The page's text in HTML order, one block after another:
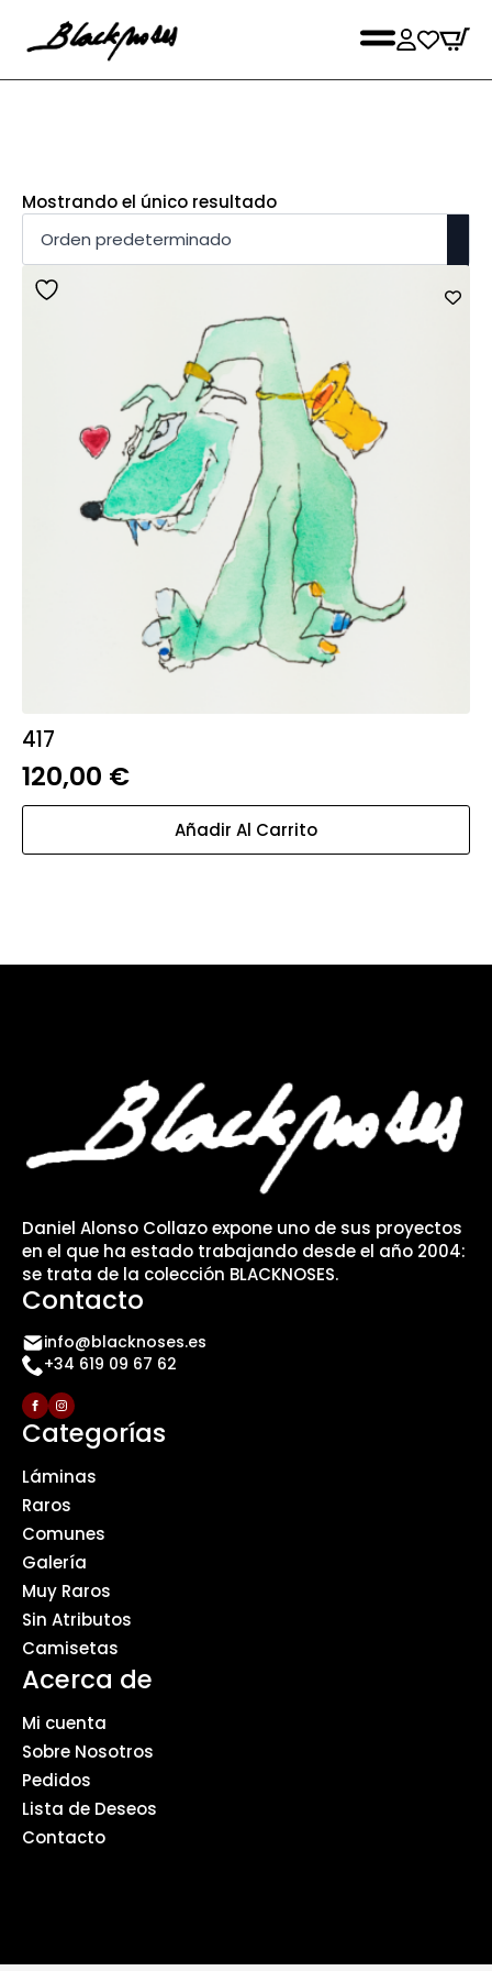
Mostrando el único resultado
417
120,00 €
Añadir Al Carrito
Daniel Alonso Collazo expone uno de sus proyectos
en el que ha estado trabajando desde el año 2004:
se trata de la colección BLACKNOSES.
Contacto
info@blacknoses.es
+34 619 09 67 62
Categorías
Láminas
Raros
Comunes
Galería
Muy Raros
Sin Atributos
Camisetas
Acerca de
Mi cuenta
Sobre Nosotros
Pedidos
Lista de Deseos
Contacto